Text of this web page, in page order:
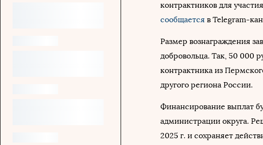
контрактников для
сообщается в Telegram-
Размер вознаграждения
добровольца. Так, 50 000
контрактника из
другого региона России.
Финансирование выплат
администрации округа.
2025 г. и сохраняет